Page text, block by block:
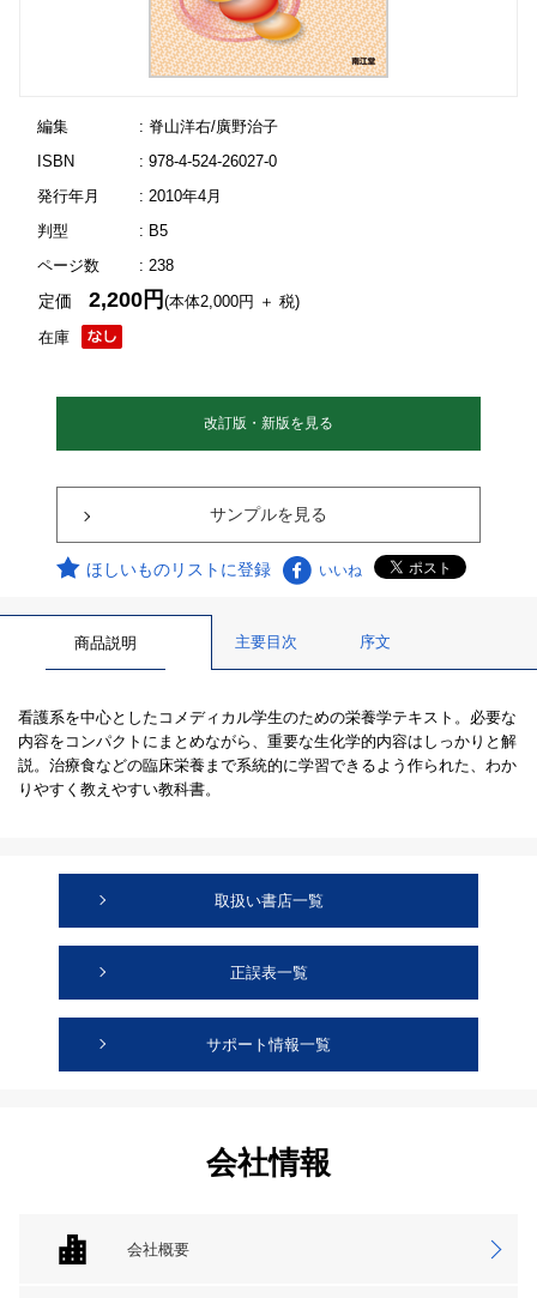
編集
: 脊山洋右/廣野治子
ISBN
: 978-4-524-26027-0
発行年月
: 2010年4月
判型
: B5
ページ数
: 238
在庫
定価2,200円(本体2,000円 ＋ 税)
改訂版・新版を見る
サンプルを見る
ほしいものリストに登録 いいね
商品説明 主要目次 序文
看護系を中心としたコメディカル学生のための栄養学テキスト。必要な
内容をコンパクトにまとめながら、重要な生化学的内容はしっかりと解
説。治療食などの臨床栄養まで系統的に学習できるよう作られた、わか
りやすく教えやすい教科書。
取扱い書店一覧
正誤表一覧
サポート情報一覧
会社情報
会社概要